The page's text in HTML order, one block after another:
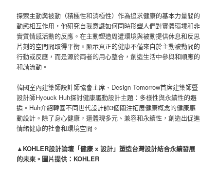
探索主動與被動（積極性和消極性）作為追求健康的基本力量間的
動態相互作用，他研究自我意識如何同時形塑人們對實體環境和非
實質情感活動的反應。在主動塑造周遭環境與被動提供休息和反思
片刻的空間間取得平衡。顯示真正的健康不僅來自於主動被動間的
行動或反應，而是源於兩者的用心整合，創造生活中參與和順應的
和諧流動。
韓國室內建築師設計師協會主席、Design Tomorrow首席建築師暨
設計師Hyouck Huh探討健康驅動設計主題：多樣性與永續性的邂
逅。Huh介紹韓國不同世代設計師3個關注拓展健康概念的健康驅
動設計。除了身心健康，還體現多元、兼容和永續性，創造出促進
情緒健康的社會和環境空間。
▲KOHLER設計論壇「健康 x 設計」塑造台灣設計結合永續發展
的未來。圖片提供：KOHLER